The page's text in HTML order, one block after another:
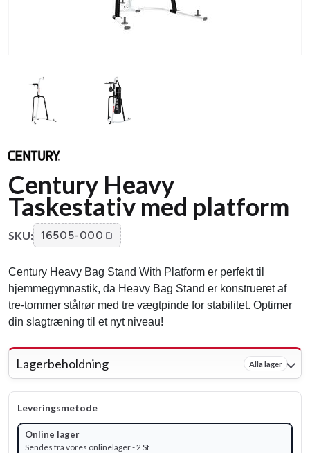
Century Heavy
Taskestativ med platform
SKU: 16505-000
Century Heavy Bag Stand With Platform er perfekt til
hjemmegymnastik, da Heavy Bag Stand er konstrueret af
tre-tommer stålrør med tre vægtpinde for stabilitet. Optimer
din slagtræning til et nyt niveau!
Lagerbeholdning Alla lager
Leveringsmetode
Online lager
Sendes fra vores onlinelager - 2 St